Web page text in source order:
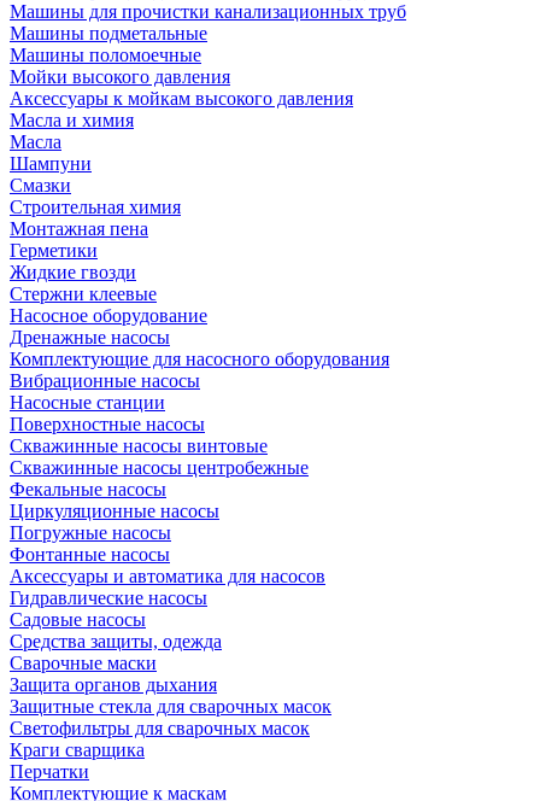
Машины для прочистки канализационных труб
Машины подметальные
Машины поломоечные
Мойки высокого давления
Аксессуары к мойкам высокого давления
Масла и химия
Масла
Шампуни
Смазки
Строительная химия
Монтажная пена
Герметики
Жидкие гвозди
Стержни клеевые
Насосное оборудование
Дренажные насосы
Комплектующие для насосного оборудования
Вибрационные насосы
Насосные станции
Поверхностные насосы
Скважинные насосы винтовые
Скважинные насосы центробежные
Фекальные насосы
Циркуляционные насосы
Погружные насосы
Фонтанные насосы
Аксессуары и автоматика для насосов
Гидравлические насосы
Садовые насосы
Средства защиты, одежда
Сварочные маски
Защита органов дыхания
Защитные стекла для сварочных масок
Светофильтры для сварочных масок
Краги сварщика
Перчатки
Комплектующие к маскам